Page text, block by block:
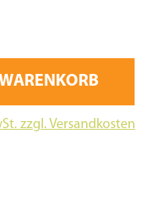
zzgl. Versandkosten